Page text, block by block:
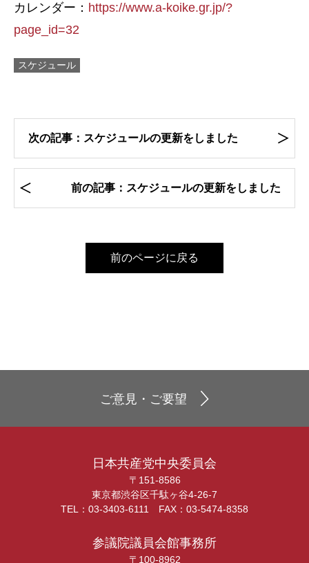
カレンダー： https://www.a-koike.gr.jp/?
page_id=32
スケジュール
次の記事：スケジュールの更新をしました
前の記事：スケジュールの更新をしました
前のページに戻る
ご意見・ご要望
日本共産党中央委員会
〒151-8586
東京都渋谷区千駄ヶ谷4-26-7
TEL：03-3403-6111 FAX：03-5474-8358
参議院議員会館事務所
〒100-8962